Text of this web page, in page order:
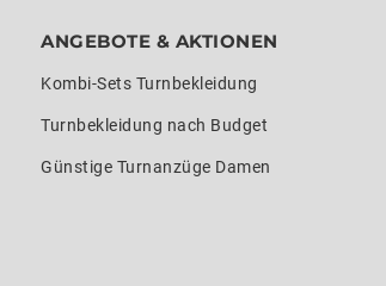
ANGEBOTE & AKTIONEN
Kombi-Sets Turnbekleidung
Turnbekleidung nach Budget
Günstige Turnanzüge Damen